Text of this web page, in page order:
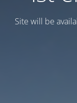
Site will be